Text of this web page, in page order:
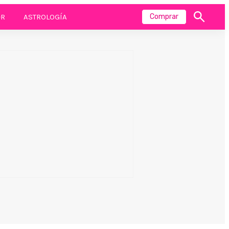
ASTROLOGÍA Comprar
Mostrar